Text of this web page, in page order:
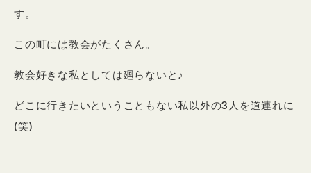
す。
この町には教会がたくさん。
教会好きな私としては廻らないと♪
どこに行きたいということもない私以外の3人を道連れに
(笑)